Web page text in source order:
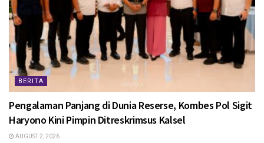
BERITA
Pengalaman Panjang di Dunia Reserse, Kombes Pol Sigit
Haryono Kini Pimpin Ditreskrimsus Kalsel
AUGUST 2, 2026